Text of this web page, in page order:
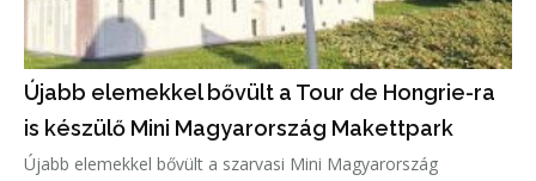
Újabb elemekkel bővült a Tour de Hongrie-ra
is készülő Mini Magyarország Makettpark
Újabb elemekkel bővült a szarvasi Mini Magyarország